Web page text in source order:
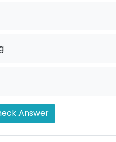
Answer